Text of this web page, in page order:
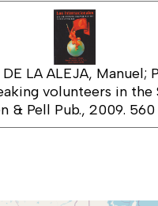
LA ALEJA, Manuel;
volunteers in the
& Pell Pub., 2009. 560